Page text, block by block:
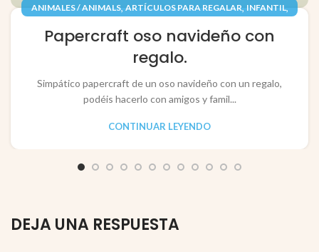
ANIMALES / ANIMALS, ARTÍCULOS PARA REGALAR, INFANTIL,
RECORTABLES PAPERCRAFT
Papercraft oso navideño con
regalo.
Simpático papercraft de un oso navideño con un regalo,
podéis hacerlo con amigos y famil...
CONTINUAR LEYENDO
DEJA UNA RESPUESTA